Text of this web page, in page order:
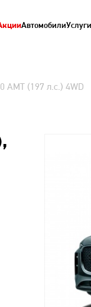
АвтомобилиУслуги
AMT (197 л.с.) 4WD